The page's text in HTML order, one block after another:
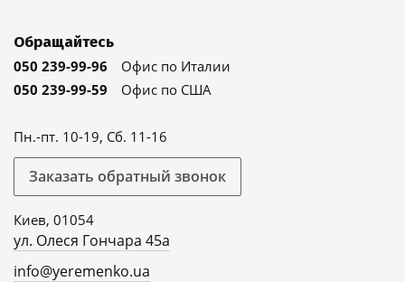
Обращайтесь
050 239-99-96
Офис по Италии
050 239-99-59
Офис по США
Пн.-пт. 10-19, Сб. 11-16
Заказать обратный звонок
Киев, 01054
ул. Олеся Гончара 45а
info@yeremenko.ua